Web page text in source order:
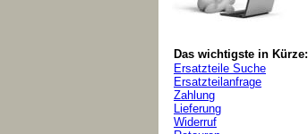
Das wichtigste in Kürze:
Ersatzteile Suche
Ersatzteilanfrage
Zahlung
Lieferung
Widerruf